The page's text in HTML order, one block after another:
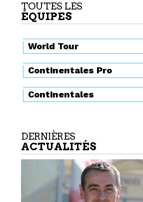
TOUTES LES
ÉQUIPES
Continentales
Continentales Pro
World Tour
DERNIÈRES
ACTUALITÉS